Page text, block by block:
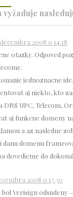
vyžaduje
decembra 2008 o 14.18
otazky. Odpoved
jednoznacne
aj niekto, kto
DNS UPC, Telecom,
aj funkcne domeny
a az nasledne
danu domenu
dovedieme do
2008 o 17.30
Verisign odsudeny